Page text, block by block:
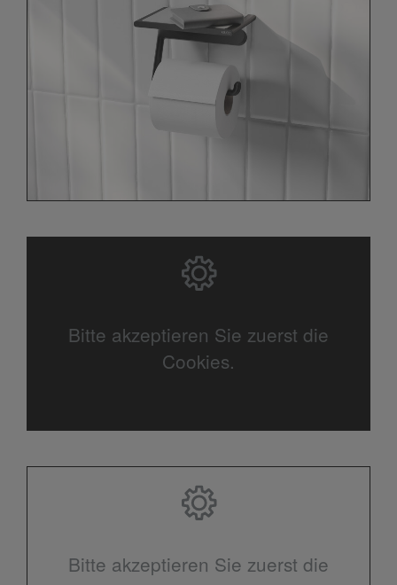
Bitte akzeptieren Sie zuerst die
Cookies.
Bitte akzeptieren Sie zuerst die